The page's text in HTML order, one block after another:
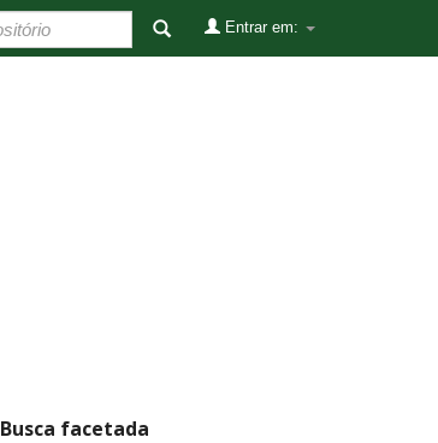
Entrar em:
Busca facetada